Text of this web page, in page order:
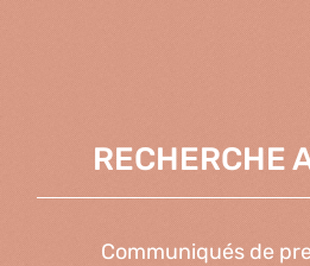
RECHERCHE
Communiqués de